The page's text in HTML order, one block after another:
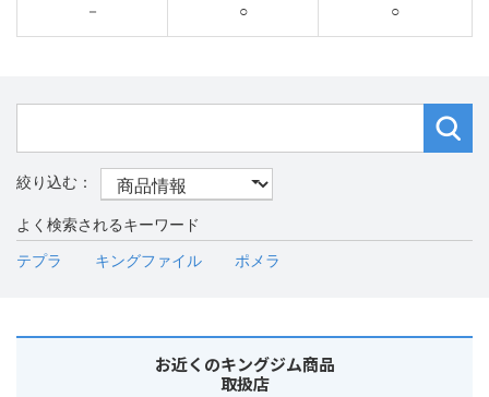
－ ○ ○
よく検索されるキーワード
テプラ キングファイル ポメラ
お近くのキングジム商品
取扱店